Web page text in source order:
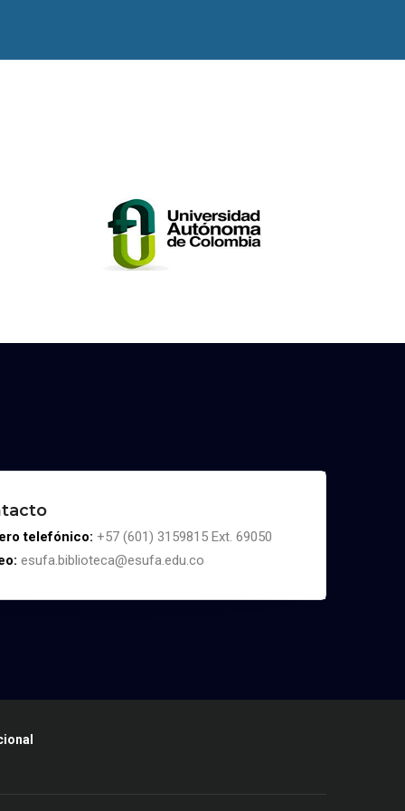
telefónico: +57 (601) 3159815 Ext. 69050
esufa.biblioteca@esufa.edu.co